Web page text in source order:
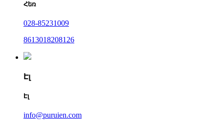
Հեռ
028-85231009
8613018208126
Էլ
Էլ
info@puruien.com